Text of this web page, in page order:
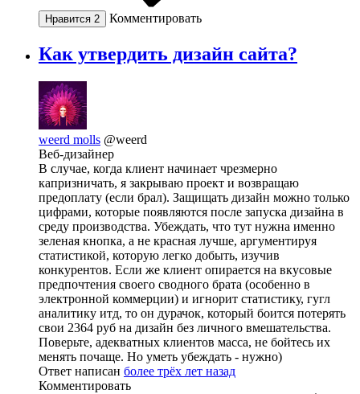
Нравится 2 Комментировать
Как утвердить дизайн сайта?
weerd molls @weerd
Веб-дизайнер
В случае, когда клиент начинает чрезмерно
капризничать, я закрываю проект и возвращаю
предоплату (если брал). Защищать дизайн можно только
цифрами, которые появляются после запуска дизайна в
среду производства. Убеждать, что тут нужна именно
зеленая кнопка, а не красная лучше, аргументируя
статистикой, которую легко добыть, изучив
конкурентов. Если же клиент опирается на вкусовые
предпочтения своего сводного брата (особенно в
электронной коммерции) и игнорит статистику, гугл
аналитику итд, то он дурачок, который боится потерять
свои 2364 руб на дизайн без личного вмешательства.
Поверьте, адекватных клиентов масса, не бойтесь их
менять почаще. Но уметь убеждать - нужно)
Ответ написан более трёх лет назад
Комментировать